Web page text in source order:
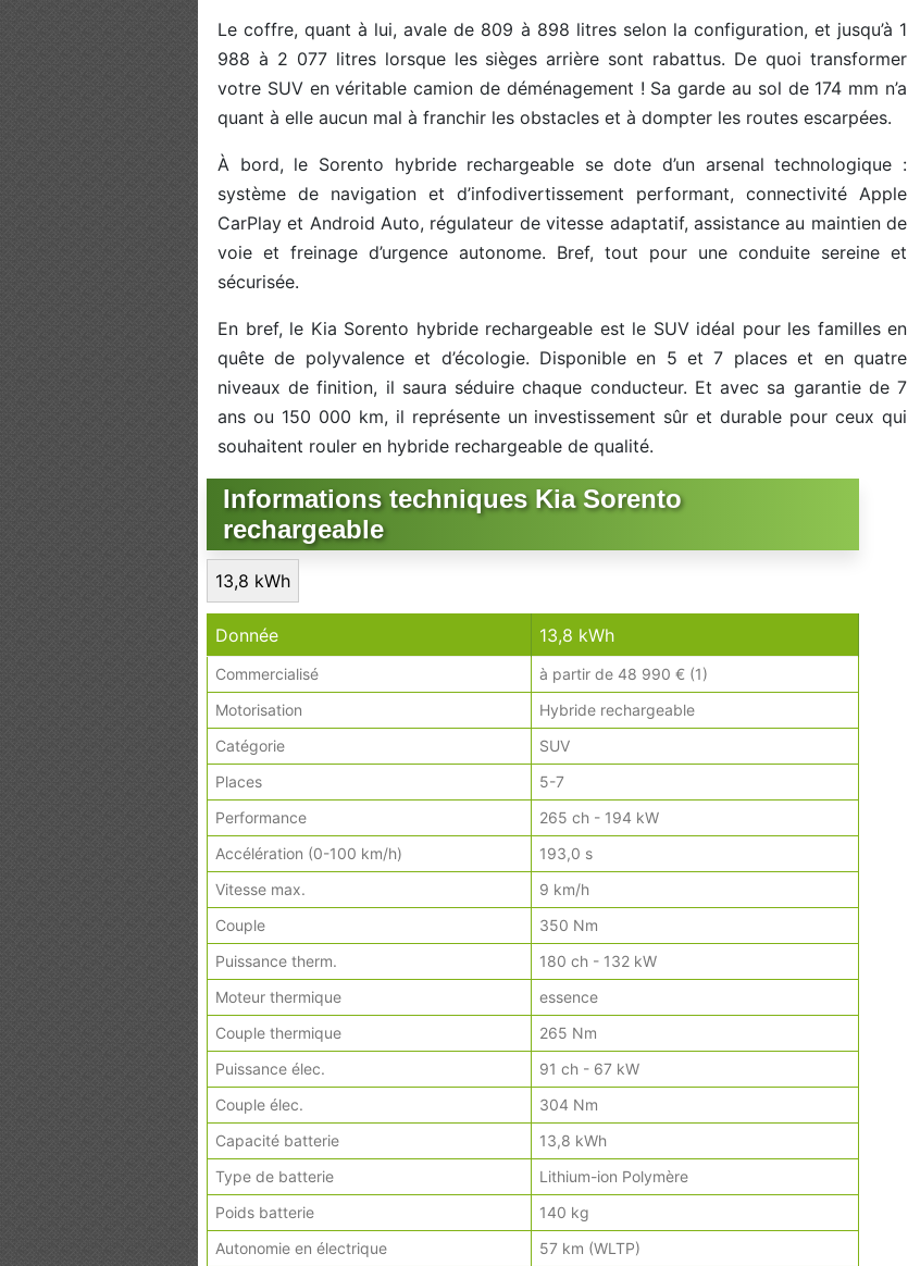
Le coffre, quant à lui, avale de 809 à 898 litres selon la configuration, et jusqu’à 1
988 à 2 077 litres lorsque les sièges arrière sont rabattus. De quoi transformer
votre SUV en véritable camion de déménagement ! Sa garde au sol de 174 mm n’a
quant à elle aucun mal à franchir les obstacles et à dompter les routes escarpées.
À bord, le Sorento hybride rechargeable se dote d’un arsenal technologique :
système de navigation et d’infodivertissement performant, connectivité Apple
CarPlay et Android Auto, régulateur de vitesse adaptatif, assistance au maintien de
voie et freinage d’urgence autonome. Bref, tout pour une conduite sereine et
sécurisée.
En bref, le Kia Sorento hybride rechargeable est le SUV idéal pour les familles en
quête de polyvalence et d’écologie. Disponible en 5 et 7 places et en quatre
niveaux de finition, il saura séduire chaque conducteur. Et avec sa garantie de 7
ans ou 150 000 km, il représente un investissement sûr et durable pour ceux qui
souhaitent rouler en hybride rechargeable de qualité.
Informations techniques Kia Sorento
rechargeable
13,8 kWh
Donnée 13,8 kWh
Commercialisé
à partir de 48 990 € (1)
Motorisation
Hybride rechargeable
Catégorie
SUV
Places
5-7
Performance
265 ch - 194 kW
Accélération (0-100 km/h)
193,0 s
Vitesse max.
9 km/h
Couple
350 Nm
Puissance therm.
180 ch - 132 kW
Moteur thermique
essence
Couple thermique
265 Nm
Puissance élec.
91 ch - 67 kW
Couple élec.
304 Nm
Capacité batterie
13,8 kWh
Type de batterie
Lithium-ion Polymère
Poids batterie
140 kg
Autonomie en électrique
57 km (WLTP)